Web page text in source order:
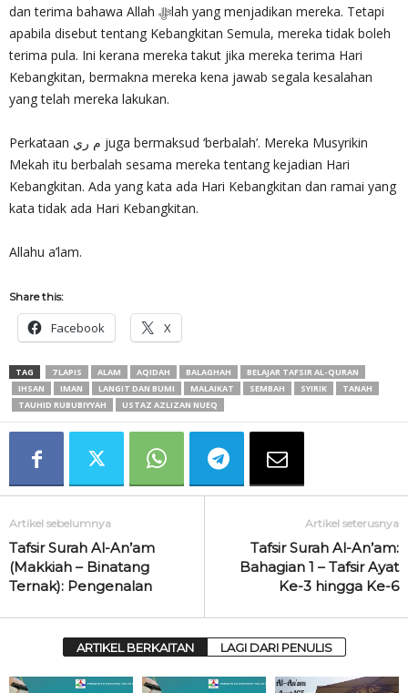
dan terima bahawa Allah ‎ﷻlah yang menjadikan mereka. Tetapi
apabila disebut tentang Kebangkitan Semula, mereka tidak boleh
terima pula. Ini kerana mereka takut jika mereka terima Hari
Kebangkitan, bermakna mereka kena jawab segala kesalahan
yang telah mereka lakukan.
Perkataan م ري juga bermaksud ‘berbalah’. Mereka Musyrikin
Mekah itu berbalah sesama mereka tentang kejadian Hari
Kebangkitan. Ada yang kata ada Hari Kebangkitan dan ramai yang
kata tidak ada Hari Kebangkitan.
Allahu a’lam.
Share this:
Facebook X
TAG 7 LAPIS ALAM AQIDAH BALAGHAH
BELAJAR TAFSIR AL-QURAN
IHSAN
IMAN LANGIT DAN BUMI MALAIKAT SEMBAH SYIRIK
TANAH
TAUHID RUBUBIYYAH
USTAZ AZLIZAN NUEQ
Artikel sebelumnya
Tafsir Surah Al-An’am
(Makkiah – Binatang
Ternak): Pengenalan
Artikel seterusnya
Tafsir Surah Al-An’am:
Bahagian 1 – Tafsir Ayat
Ke-3 hingga Ke-6
ARTIKEL BERKAITAN LAGI DARI PENULIS